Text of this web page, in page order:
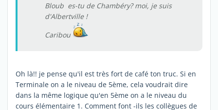
Bloub es-tu de Chambéry? moi, je suis
d'Albertville !
Caribou
Oh là!! je pense qu'il est très fort de café ton truc. Si en
Terminale on a le niveau de 5ème, cela voudrait dire
dans la même logique qu'en 5ème on a le niveau du
cours élémentaire 1. Comment font -ils les collègues de